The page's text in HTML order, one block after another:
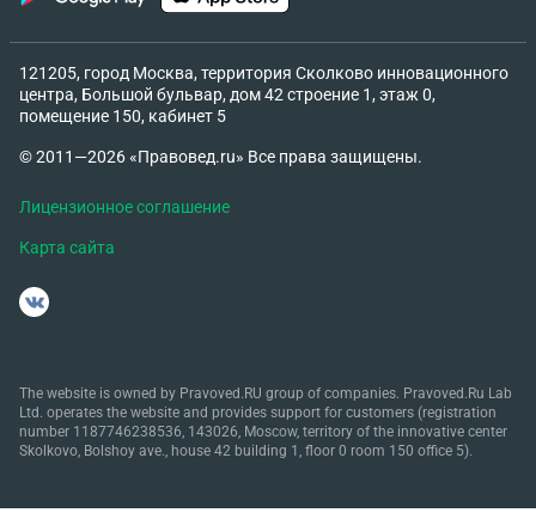
121205, город Москва, территория Сколково инновационного
центра, Большой бульвар, дом 42 строение 1, этаж 0,
помещение 150, кабинет 5
© 2011—2026 «Правовед.ru» Все права защищены.
Лицензионное соглашение
Карта сайта
The website is owned by Pravoved.RU group of companies. Pravoved.Ru Lab
Ltd. operates the website and provides support for customers (registration
number 1187746238536, 143026, Moscow, territory of the innovative center
Skolkovo, Bolshoy ave., house 42 building 1, floor 0 room 150 office 5).